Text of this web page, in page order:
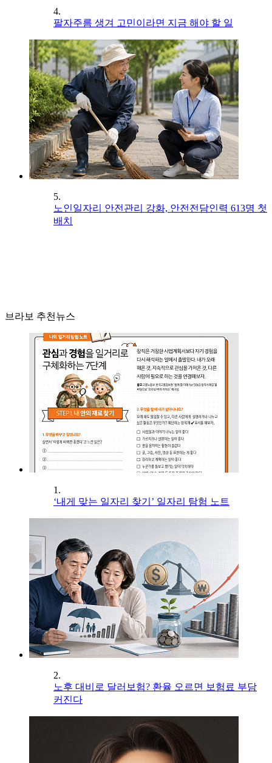
4.
팔자주름 생겨 고민이라면 지금 해야 할 일
5.
노인일자리 안전관리 강화, 안전전담인력 613명 첫
배치
브라보 추천뉴스
1.
‘내게 맞는 일자리 찾기’ 일자리 탐험 노트
2.
노후 대비로 달러보험? 환율 오르면 보험료 부담
커진다